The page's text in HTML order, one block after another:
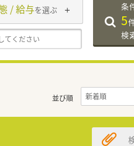
/ 給与を選ぶ 条
5
検
並び順